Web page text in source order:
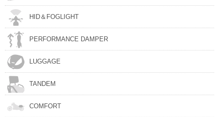
HID＆FOGLIGHT
PERFORMANCE DAMPER
LUGGAGE
TANDEM
COMFORT